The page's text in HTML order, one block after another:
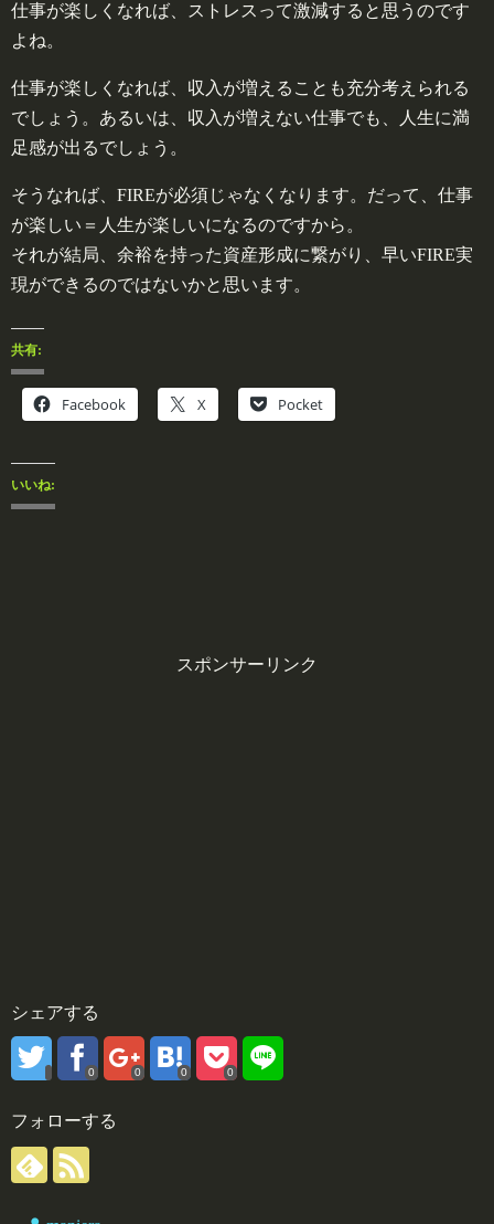
仕事が楽しくなれば、ストレスって激減すると思うのです
よね。
仕事が楽しくなれば、収入が増えることも充分考えられる
でしょう。あるいは、収入が増えない仕事でも、人生に満
足感が出るでしょう。
そうなれば、FIREが必須じゃなくなります。だって、仕事
が楽しい＝人生が楽しいになるのですから。
それが結局、余裕を持った資産形成に繋がり、早いFIRE実
現ができるのではないかと思います。
共有:
Facebook X Pocket
いいね:
スポンサーリンク
シェアする
0 0 0 0
フォローする